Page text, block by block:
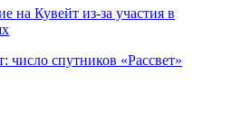
на Кувейт из-за участия в
число спутников «Рассвет»